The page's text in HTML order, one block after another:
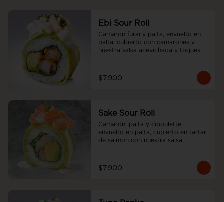
Ebi Sour Roll
Camarón furai y palta, envuelto en
palta, cubierto con camarones y
nuestra salsa acevichada y toques
$7.900
Sake Sour Roll
Camarón, palta y ciboulette,
envuelto en palta, cubierto en tartar
de salmón con nuestra salsa
$7.900